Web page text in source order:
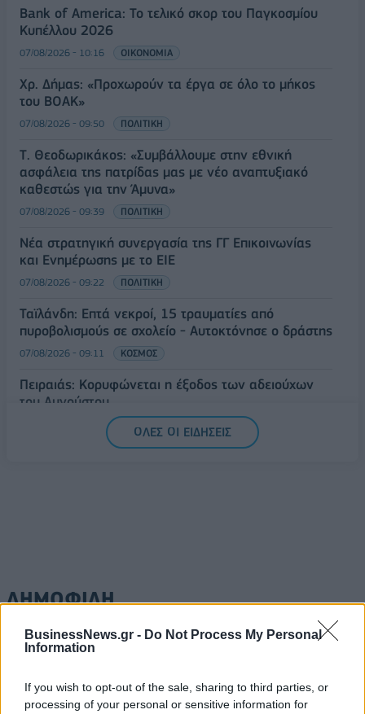
BusinessNews.gr - Do Not Process My Personal
Information
If you wish to opt-out of the sale, sharing to third parties, or
processing of your personal or sensitive information for
Bank of America: Το τελικό σκορ του Παγκοσμίου
Κυπέλλου 2026
07/08/2026 - 10:16 ΟΙΚΟΝΟΜΙΑ
Χρ. Δήμας: «Προχωρούν τα έργα σε όλο το μήκος
του ΒΟΑΚ»
07/08/2026 - 09:50 ΠΟΛΙΤΙΚΗ
Τ. Θεοδωρικάκος: «Συμβάλλουμε στην εθνική
ασφάλεια της πατρίδας μας με νέο αναπτυξιακό
καθεστώς για την Άμυνα»
07/08/2026 - 09:39 ΠΟΛΙΤΙΚΗ
Νέα στρατηγική συνεργασία της ΓΓ Επικοινωνίας
και Ενημέρωσης με το ΕΙΕ
07/08/2026 - 09:22 ΠΟΛΙΤΙΚΗ
Ταϊλάνδη: Επτά νεκροί, 15 τραυματίες από
πυροβολισμούς σε σχολείο - Αυτοκτόνησε ο δράστης
07/08/2026 - 09:11 ΚΟΣΜΟΣ
Πειραιάς: Κορυφώνεται η έξοδος των αδειούχων
του Αυγούστου
ΟΛΕΣ ΟΙ ΕΙΔΗΣΕΙΣ
ΔΗΜΟΦΙΛΗ
Β.Σ. Καρούλιας: Τζίρος 98,7 εκατ. ευρώ και
& non alcohol
06/08/2026 - 11:48 ΕΠΙΧΕΙΡΗΣΕΙΣ